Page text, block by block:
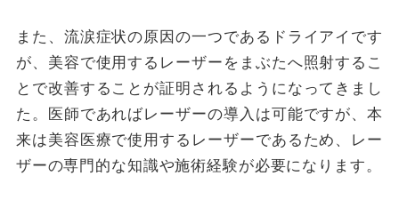
また、流涙症状の原因の一つであるドライアイです
が、美容で使用するレーザーをまぶたへ照射するこ
とで改善することが証明されるようになってきまし
た。医師であればレーザーの導入は可能ですが、本
来は美容医療で使用するレーザーであるため、レー
ザーの専門的な知識や施術経験が必要になります。